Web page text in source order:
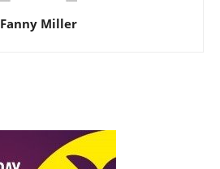
Fanny Miller